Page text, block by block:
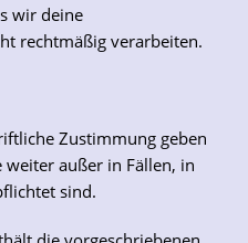
wir deine
rechtmäßig verarbeiten.
Zustimmung geben
außer in Fällen, in
sind.